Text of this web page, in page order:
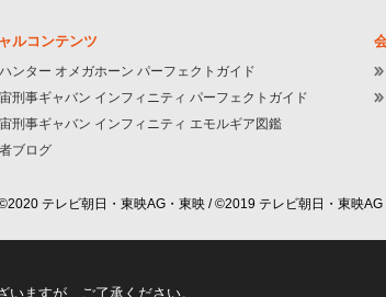
ルコンテンツ
ンター オメガホーン パーフェクトガイド
刑事ギャバン インフィニティ パーフェクトガイド
刑事ギャバン インフィニティ エモルギア図鑑
ブログ
テレビ朝日・東映AG・東映 / ©2019 テレビ朝日・東映
ますが、ご了承ください。